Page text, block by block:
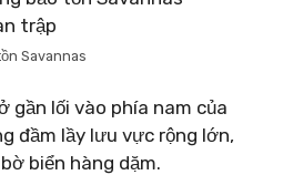
trập
Savannas
gần lối vào phía nam của
đầm lầy lưu vực rộng lớn,
biển hàng dặm.